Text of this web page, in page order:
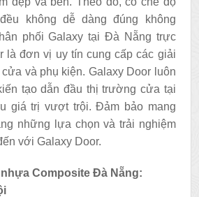
không dễ dàng đúng không
phối Galaxy tại Đà Nẵng trực
là đơn vị uy tín cung cấp các giải
và phụ kiện. Galaxy Door luôn
tạo dẫn đầu thị trường cửa tại
giá trị vượt trội. Đảm bảo mang
những lựa chọn và trải nghiệm
với Galaxy Door.
Composite Đà Nẵng: